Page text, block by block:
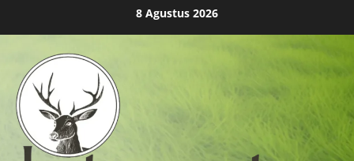
8 Agustus 2026